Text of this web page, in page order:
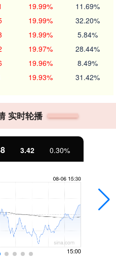
19.99% 11.69%
19.99% 32.20%
19.99% 5.84%
19.97% 28.44%
19.96% 8.49%
19.93% 31.42%
实时轮播
3.42 0.30%